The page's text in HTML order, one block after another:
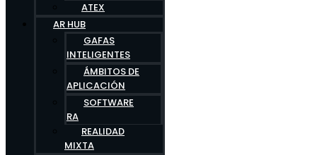
ATEX
AR HUB
GAFAS
INTELIGENTES
ÁMBITOS DE
APLICACIÓN
SOFTWARE
RA
REALIDAD
MIXTA